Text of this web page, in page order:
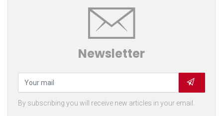
Newsletter
By subscribing you will receive new articles in your email.